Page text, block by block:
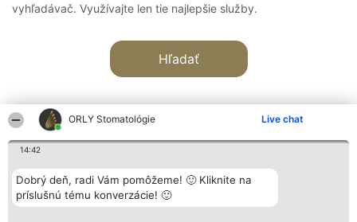
ORLY Stomatológie Live chat
14:42
Dobrý deň, radi Vám pomôžeme! 🙂 Kliknite na
príslušnú tému konverzácie! 🙂
vyhľadávač. Využívajte len tie najlepšie služby.
Hľadať
Organizátor hodnotenia
Bright Side Solutions sp. z o.
o. sp. k.
Hodnotenie
Laureáti
Lista
Kontakt
Kontakt